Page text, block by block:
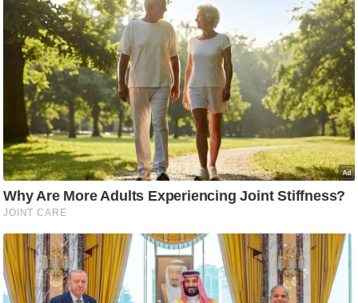
चा
य
प
र
स
मी
क्षा
ध
र्म
ज्यो
ष
प्र
भु